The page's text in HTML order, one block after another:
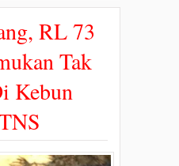
RL 73
Tak
Kebun